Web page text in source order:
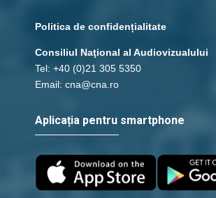
Politica de confidențialitate
Consiliul Naţional al Audiovizualului
Tel: +40 (0)21 305 5350
Email: cna@cna.ro
Aplicația pentru smartphone